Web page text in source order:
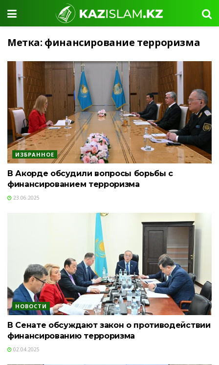
Метка: финансирование терроризма
ИЗБРАННОЕ
В Акорде обсудили вопросы борьбы с
финансированием терроризма
23.06.2025
НОВОСТИ
В Сенате обсуждают закон о противодействии
финансированию терроризма
02.04.2025